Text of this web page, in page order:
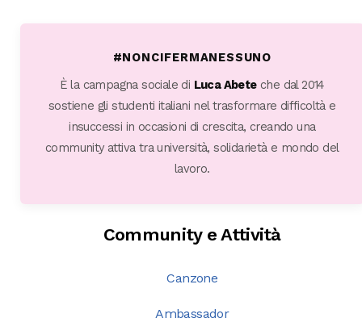
#NONCIFERMANESSUNO
È la campagna sociale di Luca Abeteche dal 2014
sostiene gli studenti italiani nel trasformare difficoltà e
insuccessi in occasioni di crescita, creando una
community attiva tra università, solidarietà e mondo del
lavoro.
Community e Attività
Canzone
Ambassador